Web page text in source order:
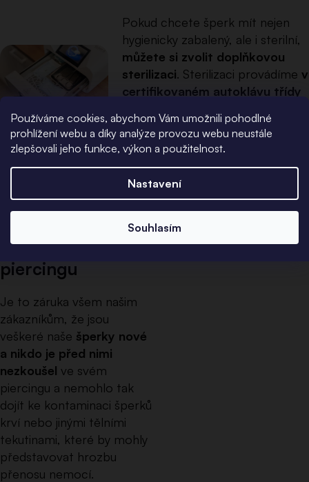
Používáme cookies, abychom Vám umožnili pohodlné
prohlížení webu a díky analýze provozu webu neustále
zlepšovali jeho funkce, výkon a použitelnost.
Nastavení
Souhlasím
Pokud chcete šperk mít nejen
hygienicky zabalený, ale i sterilní,
můžete si zvolit doplňkovou
sterilizaci. Sterilizaci provádíme v
certifikovaném autoklávu třídy
zdravotnictví. Šperky jsou tak
připravené rovnou k aplikaci i pro
nový piercing.
Hygienické balení
piercingu
Je to záruka všem našim
zákazníkům, že jsou
veškeré naše šperky nové
a nikdo je před nimi
nezkoušel ve svém
piercingu a nemohlo tak
dojít ke kontaminaci šperků
krví nebo jinými tělními
tekutinami, které by mohly
představovat hrozbu
přenosu nemocí.